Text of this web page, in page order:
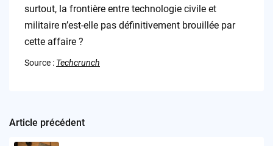
surtout, la frontière entre technologie civile et
militaire n’est-elle pas définitivement brouillée par
cette affaire ?
Source : Techcrunch
Post
Article précédent